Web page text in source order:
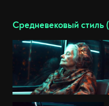
Средневековый стиль